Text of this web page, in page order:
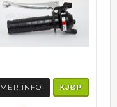
MER INFO KJØP